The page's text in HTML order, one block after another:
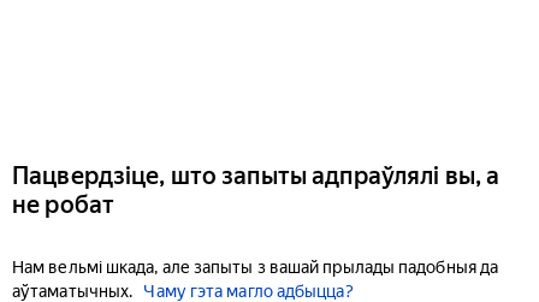
Пацвердзіце, што запыты адпраўлялі вы, а
не робат
Нам вельмі шкада, але запыты з вашай прылады падобныя да
аўтаматычных.
Чаму гэта магло адбыцца?